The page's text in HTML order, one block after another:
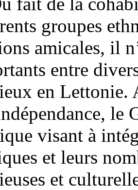
groupes
amicales, il
entre
en Lettonie.
le
visant à
et leurs
et